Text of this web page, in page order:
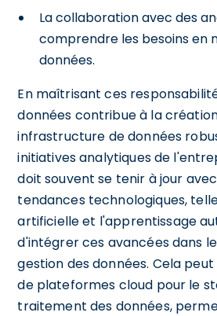
La collaboration avec des
comprendre les besoins en
données.
En maîtrisant ces
données contribue à la
infrastructure de données
initiatives analytiques de
doit souvent se tenir à jour
tendances technologiques,
artificielle et l'apprentissage
d'intégrer ces avancées dans
gestion des données. Cela
de plateformes cloud pour le
traitement des données,